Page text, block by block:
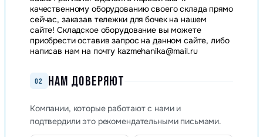
качественному оборудованию своего склада прямо
сейчас, заказав тележки для бочек на нашем
сайте! Складское оборудование вы можете
приобрести оставив запрос на данном сайте, либо
написав нам на почту kazmehanika@mail.ru
02 НАМ ДОВЕРЯЮТ
Компании, которые работают с нами и
подтвердили это рекомендательными письмами.